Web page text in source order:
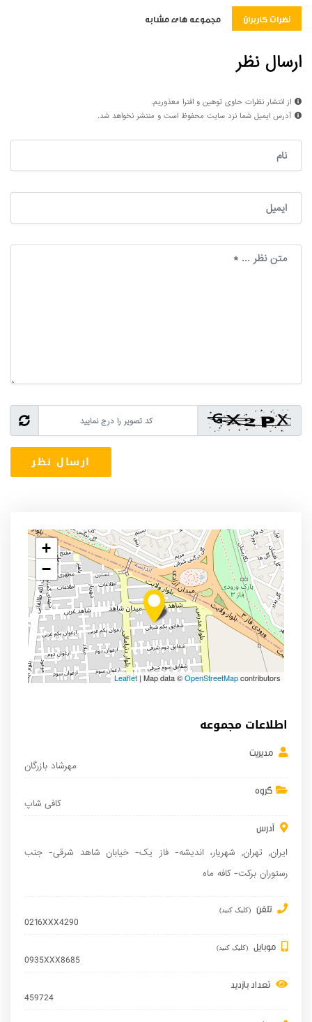
نظرات کاربران مجموعه های مشابه
ارسال نظر
از انتشار نظرات حاوی توهین و افترا معذوریم.
آدرس ایمیل شما نزد سایت محفوظ است و منتشر نخواهد شد.
+
−
Leaflet | Map data ©OpenStreetMapcontributors
اطلاعات مجموعه
مدیریت
مهرشاد بازرگان
گروه
كافی شاپ
آدرس
ایران, تهران, شهریار، اندیشه- فاز یک- خیابان شاهد شرقی- جنب
رستوران برکت- کافه ماه
تلفن (کلیک کنید)
0216XXX4290
موبایل (کلیک کنید)
0935XXX8685
تعداد بازدید
459724